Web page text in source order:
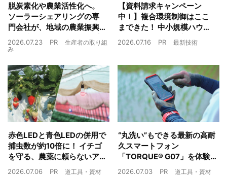
脱炭素化や農業活性化へ。
ソーラーシェアリングの専
門会社が、地域の農業振興
や経済循環をワンストップ
でサポート
2026.07.23 PR
生産者の取り組
み
【資料請求キャンペーン
中！】複合環境制御はここ
まできた！ 中小規模ハウス
でも検討しやすい高コスパ
複合環境制御装置が誕生
2026.07.16 PR 最新技術
赤色LEDと青色LEDの併用で
捕虫数が約10倍に！ イチゴ
を守る、農薬に頼らないア
ザミウマ対策
2026.07.06 PR 道工具・資材
“丸洗い”もできる最新の高耐
久スマートフォン
「TORQUE® G07」を体験
農業現場の“スマホの弱点”を
2026.07.03 PR 道工具・資材